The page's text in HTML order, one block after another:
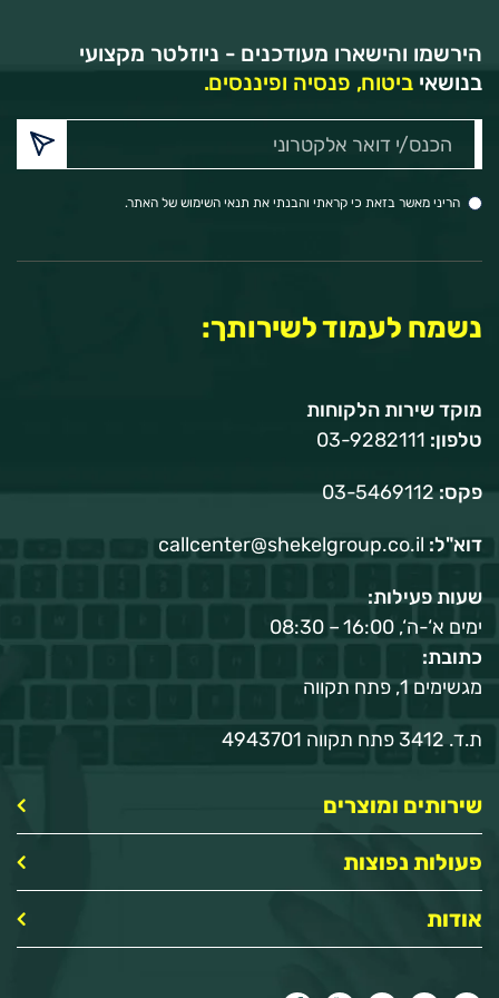
הירשמו והישארו מעודכנים - ניוזלטר מקצועי
בנושאי ביטוח, פנסיה ופיננסים.
דואר
אלקטרוני:
הריני מאשר בזאת כי קראתי והבנתי את תנאי השימוש של האתר.
נשמח לעמוד לשירותך:
מוקד שירות הלקוחות
טלפון:
פקס:
דוא"ל: callcenter@shekelgroup.co.il
שעות פעילות:
ימים א‘-ה‘, 16:00 – 08:30
כתובת:
מגשימים 1, פתח תקווה
ת.ד. 3412 פתח תקווה 4943701
שירותים ומוצרים
פעולות נפוצות
אודות